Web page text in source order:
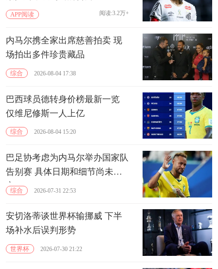
APP阅读 阅读:3.2万+
内马尔携全家出席慈善拍卖 现
场拍出多件珍贵藏品
综合 2026-08-04 17:38
巴西球员德转身价榜最新一览
仅维尼修斯一人上亿
综合 2026-08-04 15:20
巴足协考虑为内马尔举办国家队
告别赛 具体日期和细节尚未敲
定综合 2026-07-31 22:53
安切洛蒂谈世界杯输挪威 下半
场补水后误判形势
世界杯 2026-07-30 21:22